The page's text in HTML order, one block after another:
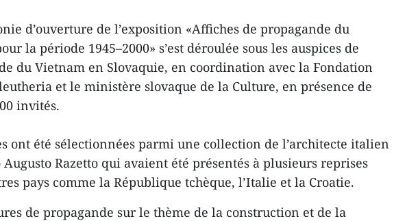
d’ouverture de l’exposition «Affiches de propagande du
la période 1945–2000» s’est déroulée sous les auspices de
du Vietnam en Slovaquie, en coordination avec la Fondation
et le ministère slovaque de la Culture, en présence de
invités.
ont été sélectionnées parmi une collection de l’architecte italien
Augusto Razetto qui avaient été présentés à plusieurs reprises
pays comme la République tchèque, l’Italie et la Croatie.
de propagande sur le thème de la construction et de la